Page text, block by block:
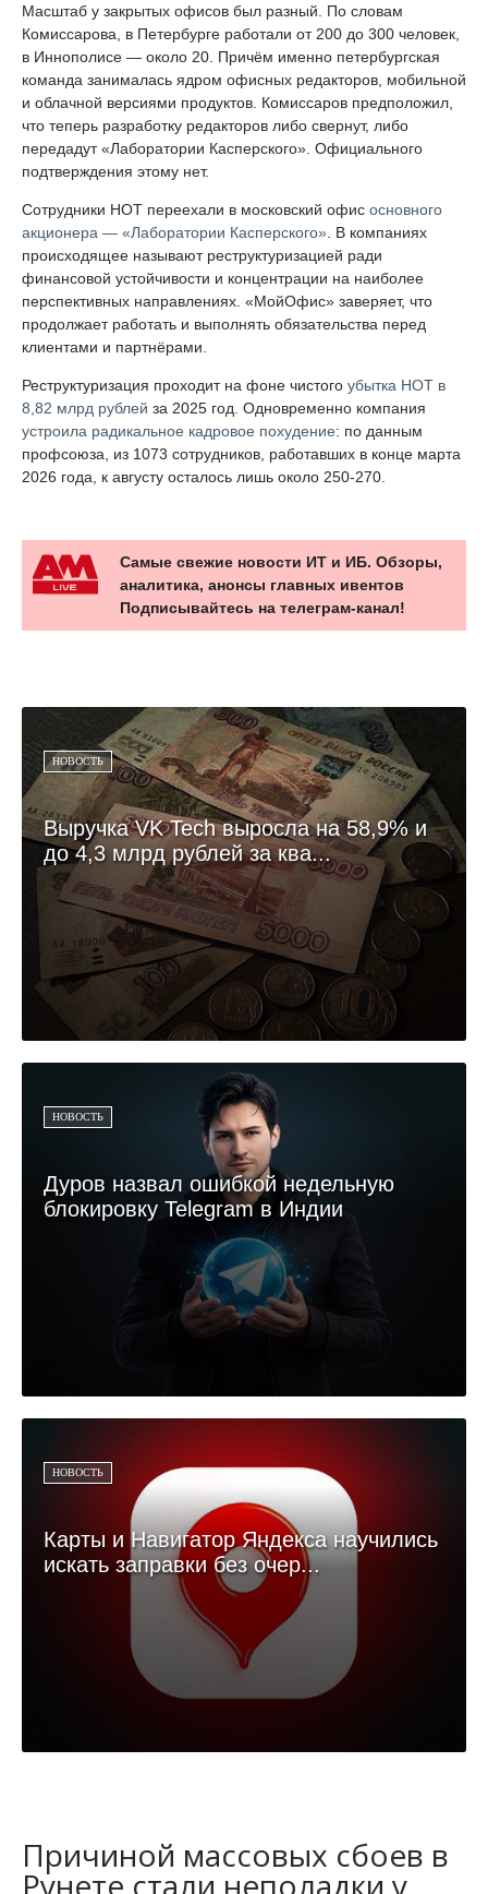
Масштаб у закрытых офисов был разный. По словам
Комиссарова, в Петербурге работали от 200 до 300 человек,
в Иннополисе — около 20. Причём именно петербургская
команда занималась ядром офисных редакторов, мобильной
и облачной версиями продуктов. Комиссаров предположил,
что теперь разработку редакторов либо свернут, либо
передадут «Лаборатории Касперского». Официального
подтверждения этому нет.
Сотрудники НОТ переехали в московский офис основного
акционера — «Лаборатории Касперского» . В компаниях
происходящее называют реструктуризацией ради
финансовой устойчивости и концентрации на наиболее
перспективных направлениях. «МойОфис» заверяет, что
продолжает работать и выполнять обязательства перед
клиентами и партнёрами.
Реструктуризация проходит на фоне чистого убытка НОТ в
8,82 млрд рублей за 2025 год. Одновременно компания
устроила радикальное кадровое похудение: по данным
профсоюза, из 1073 сотрудников, работавших в конце марта
2026 года, к августу осталось лишь около 250-270.
Самые свежие новости ИТ и ИБ. Обзоры,
аналитика, анонсы главных ивентов
Подписывайтесь на телеграм-канал!
НОВОСТЬ
Выручка VK Tech выросла на 58,9% и
до 4,3 млрд рублей за ква...
НОВОСТЬ
Дуров назвал ошибкой недельную
блокировку Telegram в Индии
НОВОСТЬ
Карты и Навигатор Яндекса научились
искать заправки без очер...
Причиной массовых сбоев в
Рунете стали неполадки у